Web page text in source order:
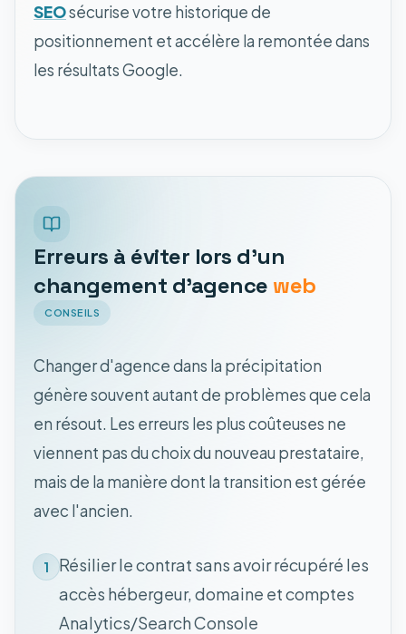
SEOsécurise votre historique de
positionnement et accélère la remontée dans
les résultats Google.
Erreurs à éviter lors d'un
changement d'agence web
CONSEILS
Changer d'agence dans la précipitation
génère souvent autant de problèmes que cela
en résout. Les erreurs les plus coûteuses ne
viennent pas du choix du nouveau prestataire,
mais de la manière dont la transition est gérée
avec l'ancien.
1
Résilier le contrat sans avoir récupéré les
accès hébergeur, domaine et comptes
Analytics/Search Console